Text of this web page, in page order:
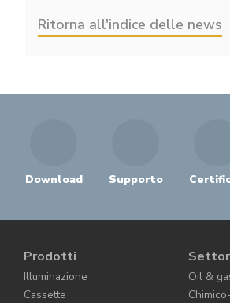
Ritorna all'indice delle news
Download Supporto
Prodotti
Illuminazione
Cassette
Oil &